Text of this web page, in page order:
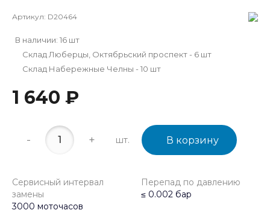
Артикул: D20464
В наличии: 16 шт
Склад Люберцы, Октябрьский проспект - 6 шт
Склад Набережные Челны - 10 шт
1 640 ₽
- + шт. В корзину
Сервисный интервал
замены
3000 моточасов
Перепад по давлению
≤ 0.002 бар